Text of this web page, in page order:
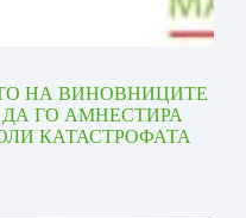
НА ВИНОВНИЦИТЕ
ГО АМНЕСТИРА
КАТАСТРОФАТА